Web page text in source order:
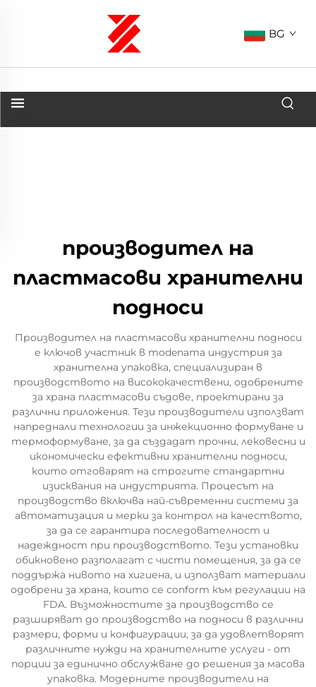
BG
производител на
пластмасови хранителни
подноси
Производител на пластмасови хранителни подноси
е ключов участник в modenата индустрия за
хранителна упаковка, специализиран в
производството на висококачествени, одобрените
за храна пластмасови съдове, проектирани за
различни приложения. Тези производители използват
напреднали технологии за инжекционно формуване и
термоформуване, за да създадат прочни, лековесни и
икономически ефективни хранителни подноси,
които отговарят на строгите стандартни
изисквания на индустрията. Процесът на
производство включва най-съвременни системи за
автоматизация и мерки за контрол на качеството,
за да се гарантира последователност и
надеждност при производството. Тези установки
обикновено разполагат с чисти помещения, за да се
поддържа нивото на хигиена, и използват материали
одобрени за храна, които се conform към регулации на
FDA. Възможностите за производство се
разширяват до производство на подноси в различни
размери, форми и конфигурации, за да удовлетворят
различните нужди на хранителните услуги - от
порции за единично обслужване до решения за масова
упаковка. Модерните производители на